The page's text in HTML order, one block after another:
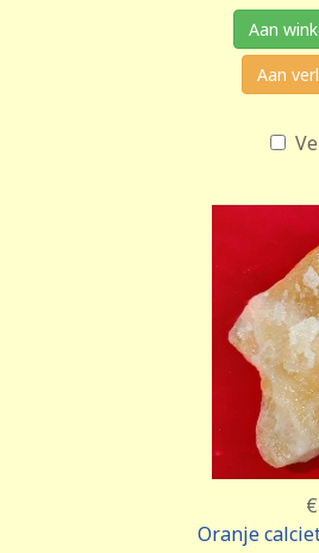
Aan
Aan
Oranje